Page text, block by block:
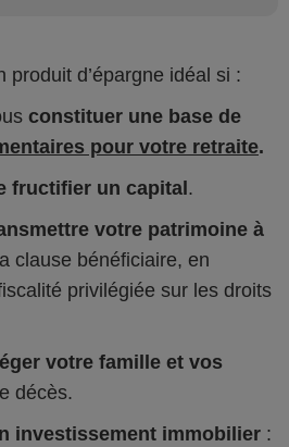
produit d’épargne idéal si :
constituer une base de
pour votre retraite.
fructifier un capital .
votre patrimoine à
clause bénéficiaire, en
privilégiée sur les droits
votre famille et vos
décès.
investissement immobilier :